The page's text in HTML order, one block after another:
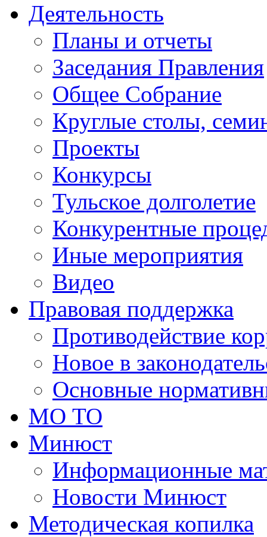
Деятельность
Планы и отчеты
Заседания Правления
Общее Собрание
Круглые столы,
Проекты
Конкурсы
Тульское долголетие
Конкурентные
Иные мероприятия
Видео
Правовая поддержка
Противодействие
Новое в
Основные
МО ТО
Минюст
Информационные
Новости Минюст
Методическая копилка